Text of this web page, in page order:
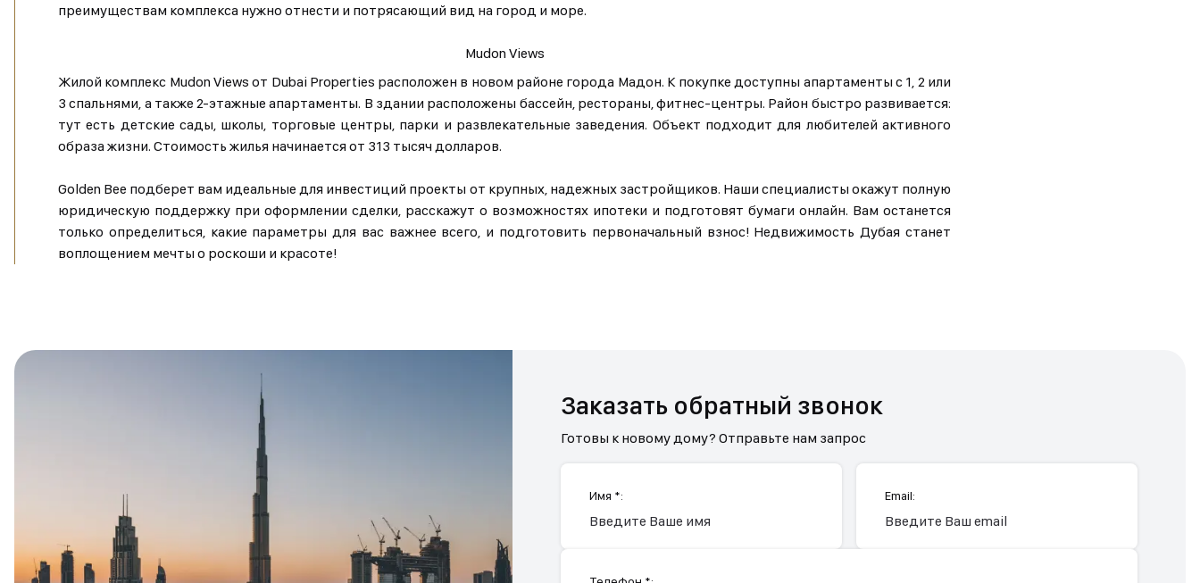
преимуществам комплекса нужно отнести и потрясающий вид на город и море.
Mudon Views
Жилой комплекс Mudon Views от Dubai Properties расположен в новом районе города Мадон. К покупке доступны апартаменты с 1, 2 или
3 спальнями, а также 2-этажные апартаменты. В здании расположены бассейн, рестораны, фитнес-центры. Район быстро развивается:
тут есть детские сады, школы, торговые центры, парки и развлекательные заведения. Объект подходит для любителей активного
образа жизни. Стоимость жилья начинается от 313 тысяч долларов.
Golden Bee подберет вам идеальные для инвестиций проекты от крупных, надежных застройщиков. Наши специалисты окажут полную
юридическую поддержку при оформлении сделки, расскажут о возможностях ипотеки и подготовят бумаги онлайн. Вам останется
только определиться, какие параметры для вас важнее всего, и подготовить первоначальный взнос! Недвижимость Дубая станет
воплощением мечты о роскоши и красоте!
Заказать обратный звонок
Готовы к новому дому? Отправьте нам запрос
Имя *: Email: